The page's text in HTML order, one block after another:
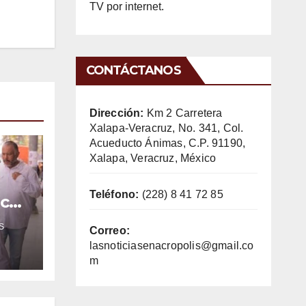
TV por internet.
CONTÁCTANOS
Dirección: Km 2 Carretera
Xalapa-Veracruz, No. 341, Col.
Acueducto Ánimas, C.P. 91190,
Xalapa, Veracruz, México
Teléfono: (228) 8 41 72 85
Correo:
lasnoticiasenacropolis@gmail.co
m